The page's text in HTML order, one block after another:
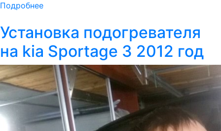
Подробнее
Установка подогревателя
на kia Sportage 3 2012 год